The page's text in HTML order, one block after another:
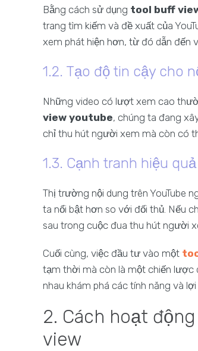
Bằng cách sử dụng tool buff
trang tìm kiếm và đề xuất của
xem phát hiện hơn, từ đó dẫn đến
1.2. Tạo độ tin cậy cho
Những video có lượt xem cao
view youtube, chúng ta đang
chỉ thu hút người xem mà còn có
1.3. Cạnh tranh hiệu
Thị trường nội dung trên YouTube
ta nổi bật hơn so với đối thủ. Nếu
sau trong cuộc đua thu hút người
Cuối cùng, việc đầu tư vào một
tạm thời mà còn là một chiến lược
nhau khám phá các tính năng và
2. Cách hoạt
view